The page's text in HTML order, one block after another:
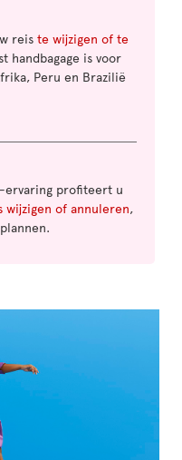
reis te wijzigen of te
handbagage is voor
Peru en Brazilië
ervaring profiteert u
wijzigen of annuleren,